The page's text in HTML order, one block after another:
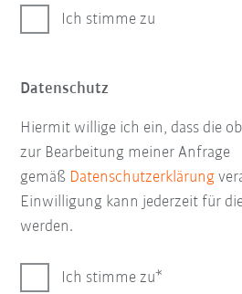
Ich stimme zu
Datenschutz
Hiermit willige ich ein, dass die
zur Bearbeitung meiner Anfrage
gemäß Datenschutzerklärung
Einwilligung kann jederzeit für
werden.
Ich stimme zu